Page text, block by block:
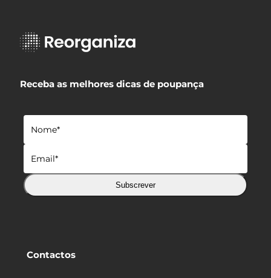
Receba as melhores dicas de poupança
Subscrever
Contactos